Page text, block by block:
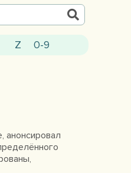
Z 0-9
анонсировал